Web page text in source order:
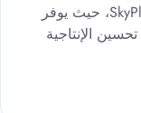
إن أفضل برنامج لتخطيط الإنتاج هو SkyPlanner، حيث يوفر
الإنتاجية